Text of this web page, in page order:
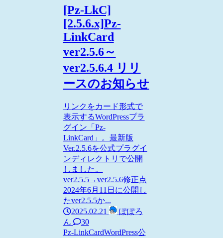
[Pz-LkC]
[2.5.6.x]Pz-
LinkCard
ver2.5.6～
ver2.5.6.4 リリ
ースのお知らせ
リンクをカード形式で
表示するWordPressプラ
グイン「Pz-
LinkCard」。最新版
Ver.2.5.6を公式プラグイ
ンディレクトリで公開
しました。
ver2.5.5→ver2.5.6修正点
2024年6月11日に公開し
たver2.5.5か...
2025.02.21
ぽぽろ
ん
30
Pz-LinkCardWordPress公